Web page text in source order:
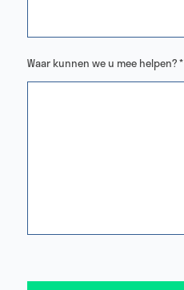
Waar kunnen we u mee helpen? *